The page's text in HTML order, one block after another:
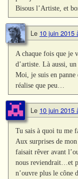
Bisous l’Artiste, et
Le 10 juin 2015
A chaque fois que je
d’artiste. Là aussi,
Moi, je suis en
réalise que peu…
Le 10 juin 2015
Tu sais à quoi tu me
Aux surprises de
faisait rêver avant
nous reviendrait…et
n’ouvre plus le cône